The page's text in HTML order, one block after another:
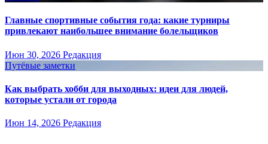
Главные спортивные события года: какие турниры
привлекают наибольшее внимание болельщиков
Июн 30, 2026 Редакция
Путёвые заметки
Как выбрать хобби для выходных: идеи для людей,
которые устали от города
Июн 14, 2026 Редакция